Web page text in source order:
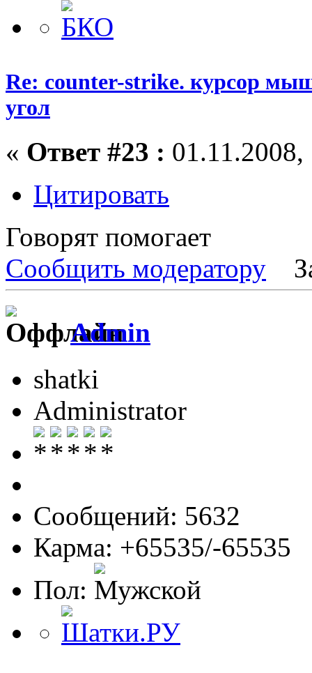
Re: counter-strike. курсор
угол
« Ответ #23 :
Цитировать
Говорят помогает
Сообщить модератору
Admin
shatki
Administrator
Сообщений: 5632
Карма: +65535/-65535
Пол: